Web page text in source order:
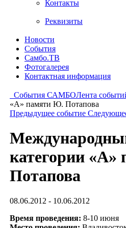
Контакты
Реквизиты
Новости
События
Самбо.ТВ
Фотогалерея
Контактная информация
События САМБОЛента
«А» памяти Ю. Потапова
Предыдущее событие
категории
Потапова
08.06.2012 - 10.06.2012
Время проведения: 8-10 июня